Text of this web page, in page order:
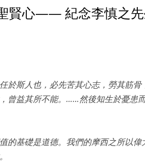
民國時代
縱論天下
存亡繼絕
賢心—— 紀念李慎之先
於斯人也，必先苦其心志，勞其筋
曾益其所不能。……然後知生於憂患而
的基礎是道德。我們的摩西之所以